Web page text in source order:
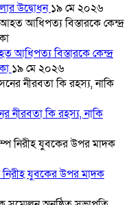
উদ্বোধন১৯ মে ২০২৬
আধিপত্য বিস্তারকে কেন্দ্র
১৯ মে ২০২৬
নীরবতা কি রহস্য, নাকি
নিরীহ যুবকের উপর মাদক